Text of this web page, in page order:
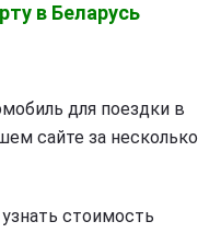
в Беларусь
для поездки в
сайте за несколько
стоимость